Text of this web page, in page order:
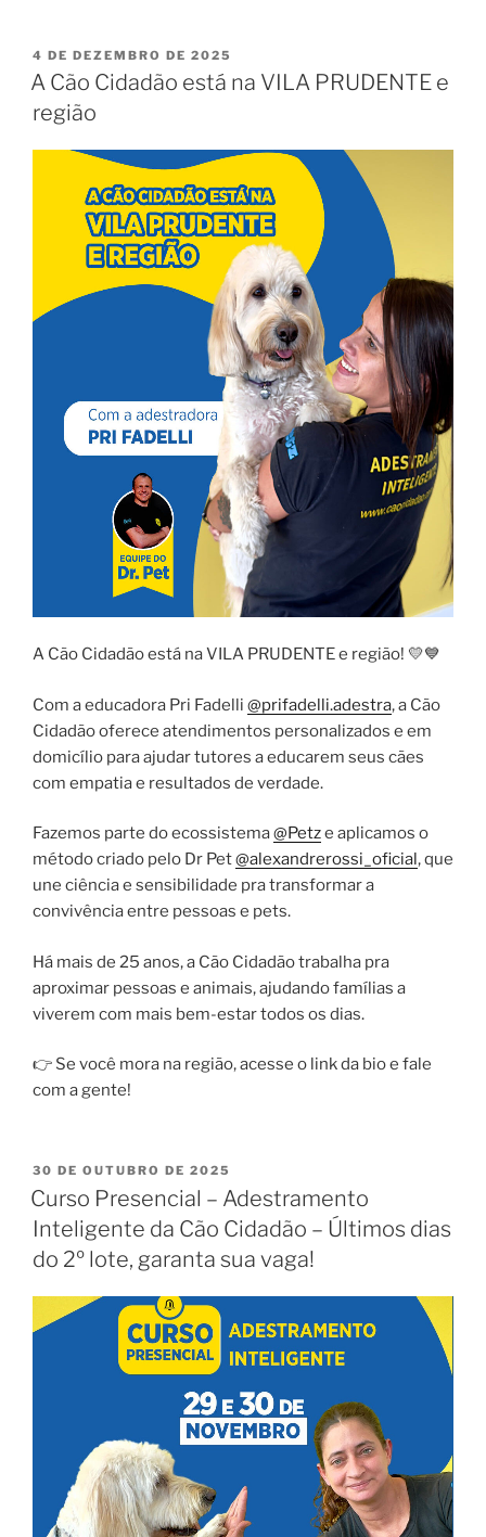
4 DE DEZEMBRO DE 2025
A Cão Cidadão está na VILA PRUDENTE e
região
A Cão Cidadão está na VILA PRUDENTE e região! 💛💙
Com a educadora Pri Fadelli @prifadelli.adestra, a Cão
Cidadão oferece atendimentos personalizados e em
domicílio para ajudar tutores a educarem seus cães
com empatia e resultados de verdade.
Fazemos parte do ecossistema@Petze aplicamos o
método criado pelo Dr Pet@alexandrerossi_oficial , que
une ciência e sensibilidade pra transformar a
convivência entre pessoas e pets.
Há mais de 25 anos, a Cão Cidadão trabalha pra
aproximar pessoas e animais, ajudando famílias a
viverem com mais bem-estar todos os dias.
👉 Se você mora na região, acesse o link da bio e fale
com a gente!
30 DE OUTUBRO DE 2025
Curso Presencial – Adestramento
Inteligente da Cão Cidadão – Últimos dias
do 2º lote, garanta sua vaga!